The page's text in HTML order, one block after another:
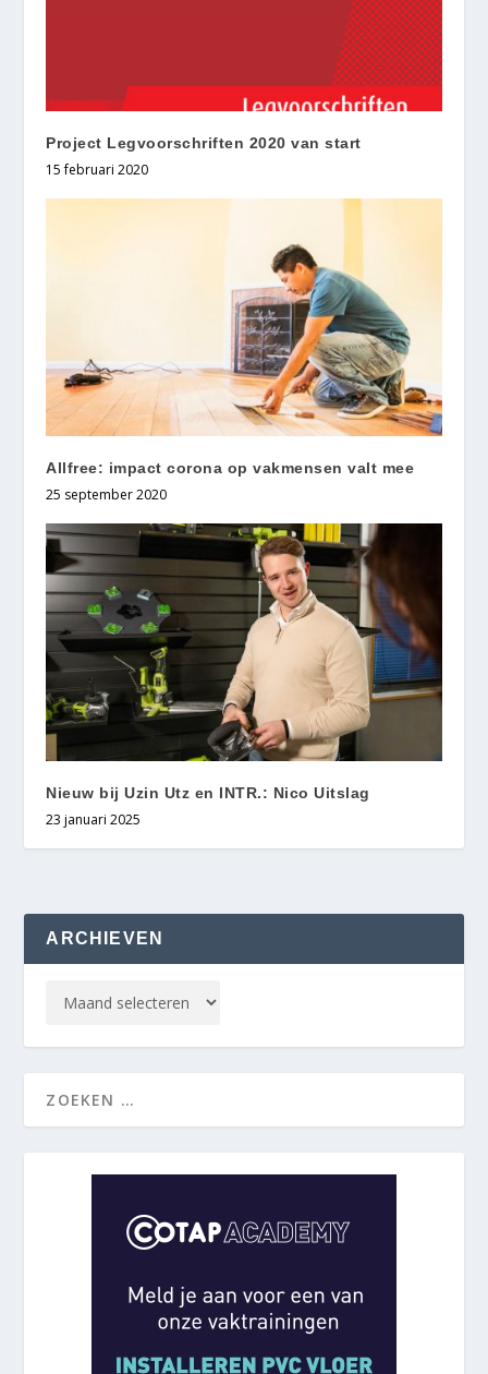
Project Legvoorschriften 2020 van start
15 februari 2020
Allfree: impact corona op vakmensen valt mee
25 september 2020
Nieuw bij Uzin Utz en INTR.: Nico Uitslag
23 januari 2025
ARCHIEVEN